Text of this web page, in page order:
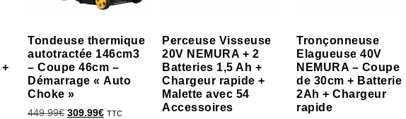
Tondeuse thermique
autotractée 146cm3
– Coupe 46cm –
Démarrage « Auto
Choke »
449.99€ 309.99€ TTC
Perceuse Visseuse
20V NEMURA + 2
Batteries 1,5 Ah +
Chargeur rapide +
Malette avec 54
Accessoires
Tronçonneuse
Elagueuse 40V
NEMURA – Coupe
de 30cm + Batterie
2Ah + Chargeur
rapide